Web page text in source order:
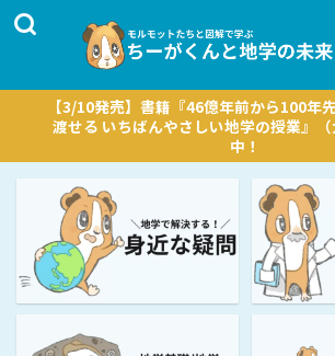
【3/10発売】書籍『46億年前から100年
渡せる いちばんやさしい地学の授業』
中！